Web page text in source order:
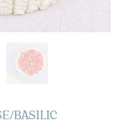
BASILIC